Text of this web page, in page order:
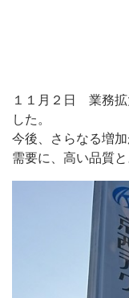
１１月２日 業務拡
した。
今後、さらなる増
需要に、高い品質